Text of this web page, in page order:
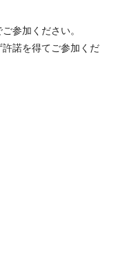
参加ください。
諾を得てご参加くだ